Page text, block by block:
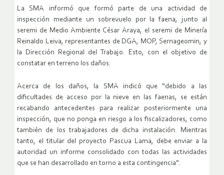
La SMA informó que formó parte de una actividad de
inspección mediante un sobrevuelo por la faena, junto al
seremi de Medio Ambiente César Araya, el seremi de Minería
Reinaldo Leiva, representantes de DGA, MOP, Sernageomin, y
la Dirección Regional del Trabajo. Esto, con el objetivo de
constatar en terreno los daños.
Acerca de los daños, la SMA indicó que “debido a las
dificultades de acceso por la nieve en las faenas, se están
recabando antecedentes para realizar posteriormente una
inspección, que no ponga en riesgo a los fiscalizadores, como
también de los trabajadores de dicha instalación. Mientras
tanto, el titular del proyecto Pascua Lama, debe enviar a la
autoridad un informe consolidado con todas las actividades
que se han desarrollado en torno a esta contingencia”.